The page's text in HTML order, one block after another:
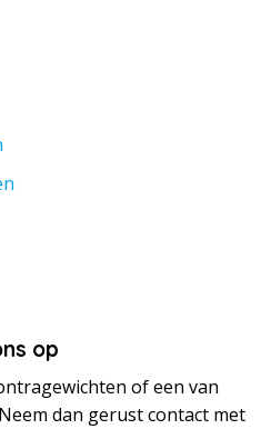
op
of een van
dan gerust contact met